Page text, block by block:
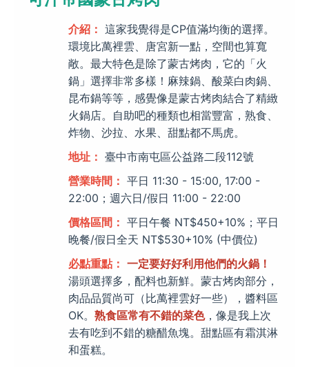
介紹： 這家我覺得是CP值滿均衡的選擇。
環境比萬裡雲、唐宮新一點，空間也算寬
敞。最大特色是除了蒙古烤肉，它的「火
鍋」選擇非常多樣！麻辣鍋、酸菜白肉鍋、
昆布鍋等等，感覺像是蒙古烤肉結合了精緻
火鍋店。自助吧的種類也相當豐富，熟食、
炸物、沙拉、水果、甜點都不馬虎。
地址： 臺中市南屯區公益路二段112號
營業時間： 平日 11:30 - 15:00, 17:00 -
22:00；週六日/假日 11:00 - 22:00
價格區間： 平日午餐 NT$450+10%；平日
晚餐/假日全天 NT$530+10% (中價位)
必點重點： 一定要好好利用他們的火鍋！
湯頭選擇多，配料也新鮮。蒙古烤肉部分，
肉品品質尚可（比萬裡雲好一些），醬料區
OK。 熟食區常有不錯的菜色，像是我上次
去有吃到不錯的糖醋魚塊。甜點區有霜淇淋
和蛋糕。